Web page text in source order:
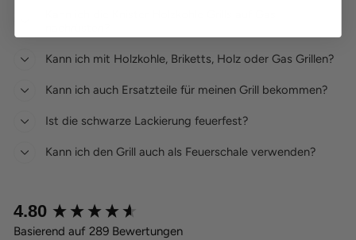
Kann ich mit Holzkohle, Briketts, Holz oder Gas Grillen?
Kann ich auch Ersatzteile für meinen Grill bekommen?
Ist die schwarze Lackierung feuerfest?
Kann ich den Grill auch als Feuerschale verwenden?
4.80
Basierend auf 289 Bewertungen
New content loaded